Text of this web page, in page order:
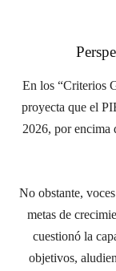
En los “Criterios
proyecta que el
2026, por encima
No obstante,
metas de
cuestionó la
objetivos,